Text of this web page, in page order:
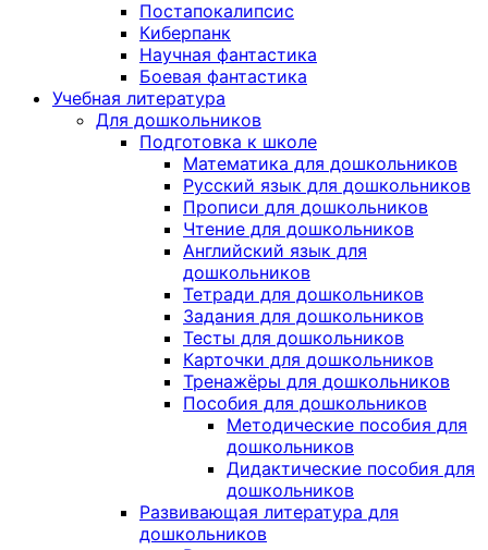
Постапокалипсис
Киберпанк
Научная фантастика
Боевая фантастика
Учебная литература
Для дошкольников
Подготовка к школе
Математика для дошкольников
Русский язык для дошкольников
Прописи для дошкольников
Чтение для дошкольников
Английский язык для
дошкольников
Тетради для дошкольников
Задания для дошкольников
Тесты для дошкольников
Карточки для дошкольников
Тренажёры для дошкольников
Пособия для дошкольников
Методические пособия для
дошкольников
Дидактические пособия для
дошкольников
Развивающая литература для
дошкольников